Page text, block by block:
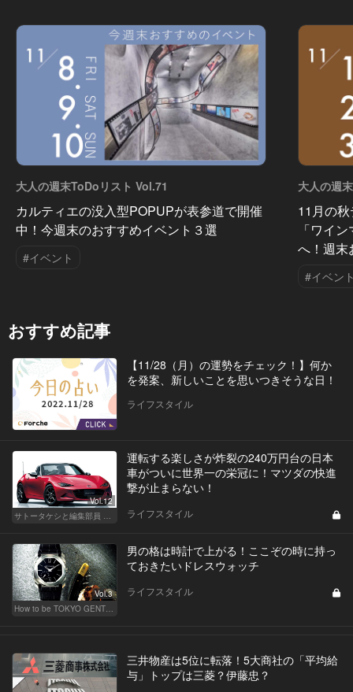
大人の週末ToDoリスト Vol.71
カルティエの没入型POPUPが表参道で開催
中！今週末のおすすめイベント３選
#イベント
大人の週
11月の
「ワイ
へ！週末
#イベン
おすすめ記事
【11/28（月）の運勢をチェック！】何か
を発案、新しいことを思いつきそうな日！
ライフスタイル
Vol.12
サトータケシと編集部員 船山の"CAR GENTSへの道"
運転する楽しさが炸裂の240万円台の日本
車がついに世界一の栄冠に！マツダの快進
撃が止まらない！
ライフスタイル
Vol.3
How to be TOKYO GENTS 東京人よ、紳士たれ！
男の格は時計で上がる！ここぞの時に持っ
ておきたいドレスウォッチ
ライフスタイル
三井物産は5位に転落！5大商社の「平均給
与」トップは三菱？伊藤忠？